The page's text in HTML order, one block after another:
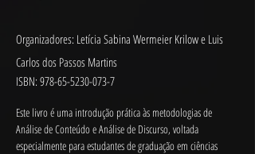
Organizadores: Letícia Sabina Wermeier Krilow e Luis
Carlos dos Passos Martins
ISBN: 978-65-5230-073-7
Este livro é uma introdução prática às metodologias de
Análise de Conteúdo e Análise de Discurso, voltada
especialmente para estudantes de graduação em ciências